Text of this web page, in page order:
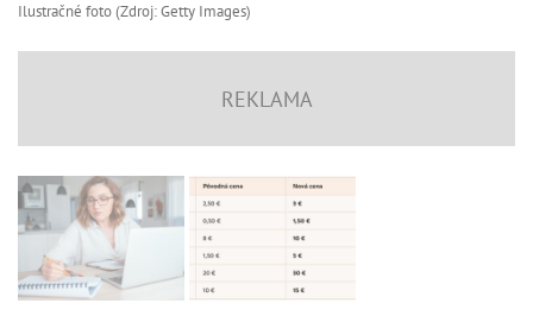
Ilustračné foto (Zdroj: Getty Images)